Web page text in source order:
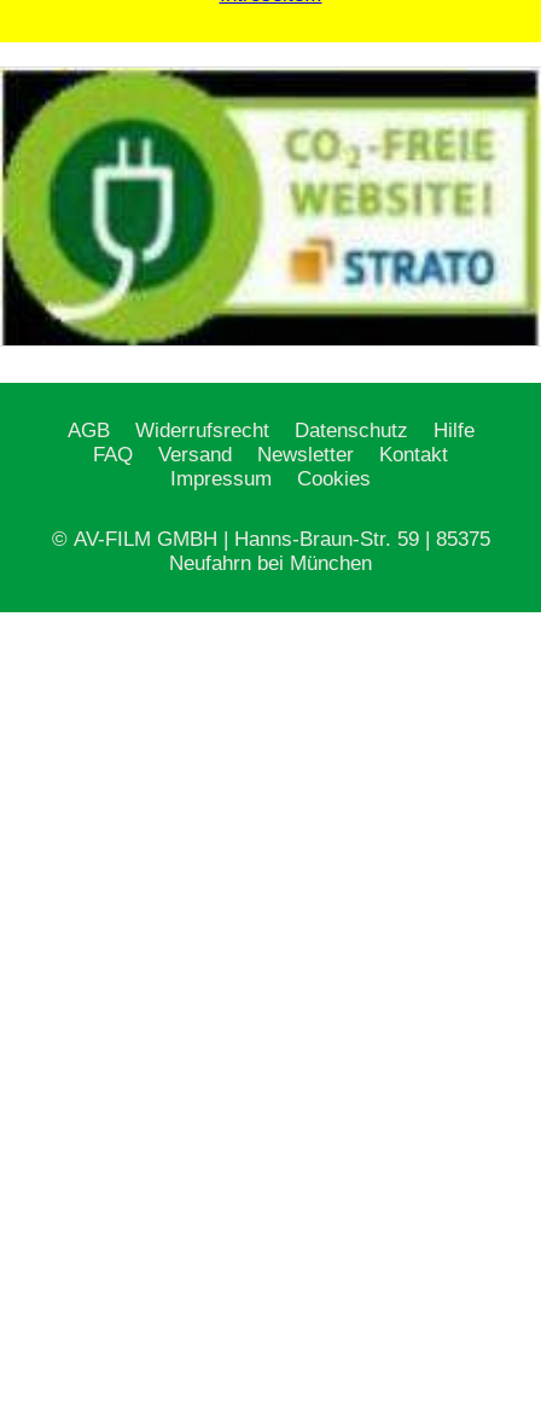
AGB Widerrufsrecht Datenschutz
Hilfe
FAQ
Versand Newsletter
Kontakt
Impressum
Cookies
© AV-FILM GMBH | Hanns-Braun-Str. 59 | 85375
Neufahrn bei München